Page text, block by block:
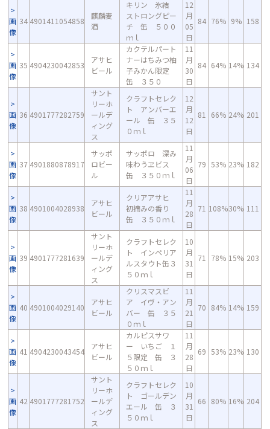
画
像
34 4901411054858
麒麟麦
酒
キリン 氷結
ストロングピー
チ 缶 ５００
ｍｌ
12
月
05
日
84 76% 9% 158
画
像
35 4904230042853
アサヒ
ビール
カクテルパート
ナーはちみつ柚
子みかん限定
缶 ３５０
11
月
30
日
84 64% 14% 134
画
像
36 4901777282759
サント
リーホ
ールデ
ィング
ス
クラフトセレク
ト アンバーエ
ール 缶 ３５
０ｍｌ
12
月
12
日
81 66% 24% 201
画
像
37 4901880878917
サッポ
ロビー
ル
サッポロ 深み
味わうヱビス
缶 ３５０ｍｌ
11
月
06
日
79 53% 23% 182
画
像
38 4901004028938
アサヒ
ビール
クリアアサヒ
初摘みの香り
缶 ３５０ｍｌ
11
月
28
日
71 108%30% 111
画
像
39 4901777281639
サント
リーホ
ールデ
ィング
ス
クラフトセレク
ト インペリア
ルスタウト缶３
５０ｍｌ
10
月
31
日
71 78% 15% 203
画
像
40 4901004029140
アサヒ
ビール
クリスマスビ
ア イヴ・アン
バー 缶 ３５
０ｍｌ
11
月
21
日
70 84% 14% 159
画
像
41 4904230043454
アサヒ
ビール
カルピスサワ
ー いちご １
５限定 缶 ３
５０ｍｌ
11
月
28
日
69 53% 23% 130
画
像
42 4901777281752
サント
リーホ
ールデ
ィング
ス
クラフトセレク
ト ゴールデン
エール 缶 ３
５０ｍｌ
10
月
31
日
66 80% 16% 204